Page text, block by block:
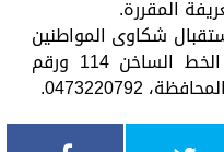
المقررة.
شكاوى المواطنين
من خلال "خليك ايجابي" على الخط الساخن 114 ورقم
0473220792.